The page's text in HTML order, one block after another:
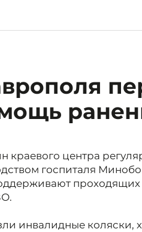
краевого центра
госпиталя
проходящих
инвалидные коляски,